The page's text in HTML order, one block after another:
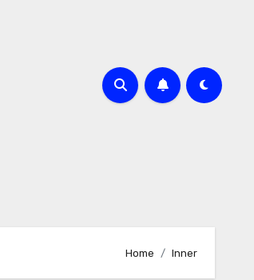
Home Inner